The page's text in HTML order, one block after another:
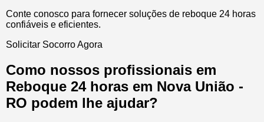
Conte conosco para fornecer soluções de reboque 24 horas
confiáveis e eficientes.
Solicitar Socorro Agora
Como nossos profissionais em
Reboque 24 horas em Nova União -
RO podem lhe ajudar?